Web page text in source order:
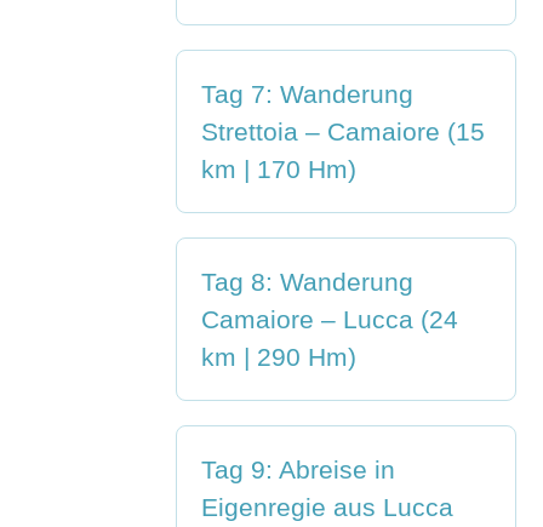
Tag 7: Wanderung
Strettoia – Camaiore (15
km | 170 Hm)
Tag 8: Wanderung
Camaiore – Lucca (24
km | 290 Hm)
Tag 9: Abreise in
Eigenregie aus Lucca